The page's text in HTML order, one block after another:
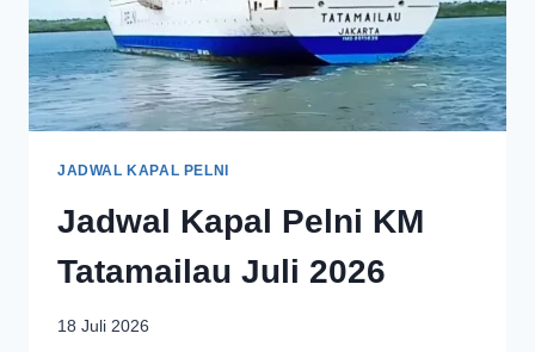
JADWAL KAPAL PELNI
Jadwal Kapal Pelni KM
Tatamailau Juli 2026
18 Juli 2026